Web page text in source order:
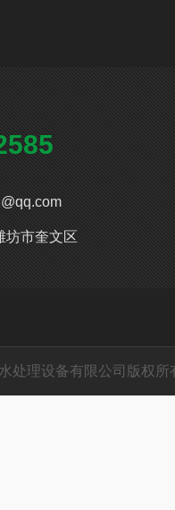
坊市奎文区
处理设备有限公司版权所